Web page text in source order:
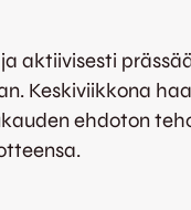
aktiivisesti
Keskiviikkona
ehdoton